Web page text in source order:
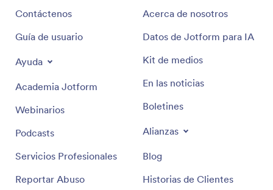
Contáctenos
Guía de usuario
Ayuda
Academia Jotform
Webinarios
Podcasts
Servicios Profesionales
Reportar Abuso
Acerca de nosotros
Datos de Jotform para IA
Kit de medios
En las noticias
Boletines
Alianzas
Blog
Historias de Clientes